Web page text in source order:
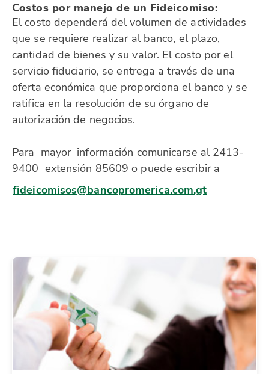
Costos por manejo de un Fideicomiso:
El costo dependerá del volumen de actividades
que se requiere realizar al banco, el plazo,
cantidad de bienes y su valor. El costo por el
servicio fiduciario, se entrega a través de una
oferta económica que proporciona el banco y se
ratifica en la resolución de su órgano de
autorización de negocios.
Para mayor información comunicarse al 2413-
9400 extensión 85609 o puede escribir a
fideicomisos@bancopromerica.com.gt